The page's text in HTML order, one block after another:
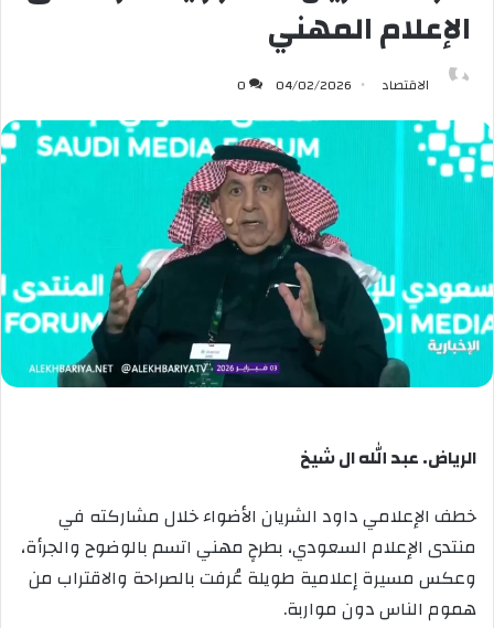
الإعلام المهني
الاقتصاد 04/02/2026
0
الرياض. عبد الله ال شيخ
خطف الإعلامي داود الشريان الأضواء خلال مشاركته في
منتدى الإعلام السعودي، بطرحٍ مهني اتسم بالوضوح والجرأة،
وعكس مسيرة إعلامية طويلة عُرفت بالصراحة والاقتراب من
هموم الناس دون مواربة.